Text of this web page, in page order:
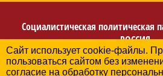
Социалистическая политическая
РОССИЯ
Региональное отделение
области
Сайт использует cookie-файлы.
пользоваться сайтом без
согласие на обработку